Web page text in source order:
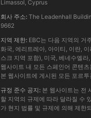
Limassol, Cyprus
회사 주소: The Leadenhall
9662
지역 제한: EBC는 다음 지역의 거
화국, 에리트레아, 아이티, 이란,
스크 지역 포함), 미국, 베네수엘
웹사이트 내 모든 스페인어 콘텐
본 웹사이트에 게시된 모든 포르
규정 준수 공지: 본 웹사이트는 전
할 지역의 규제에 따라 달라질 수
가 현지 법률 및 규제에 의해 제한